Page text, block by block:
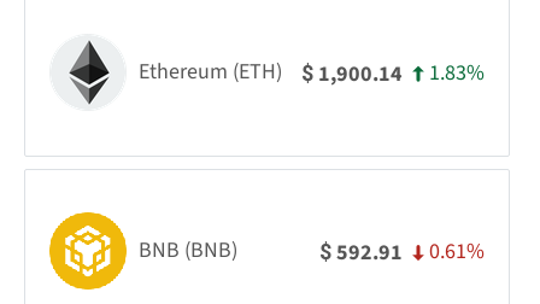
Ethereum (ETH) $ 1,900.14 1.83%
BNB (BNB) $592.91 0.61%